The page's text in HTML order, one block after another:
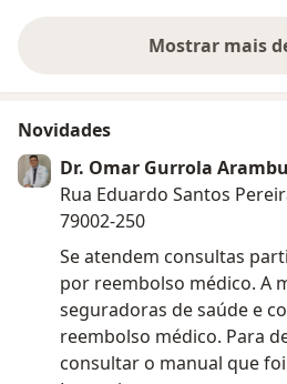
Mostrar mais
Novidades
Dr. Omar Gurrola
Rua Eduardo Santos
79002-250
Se atendem consultas
por reembolso médico. A
seguradoras de saúde e
reembolso médico. Para
consultar o manual que